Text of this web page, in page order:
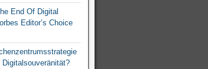
End Of Digital
Editor’s Choice